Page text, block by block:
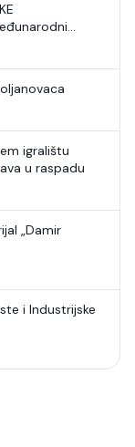
igralištu
u raspadu
„Damir
i Industrijske